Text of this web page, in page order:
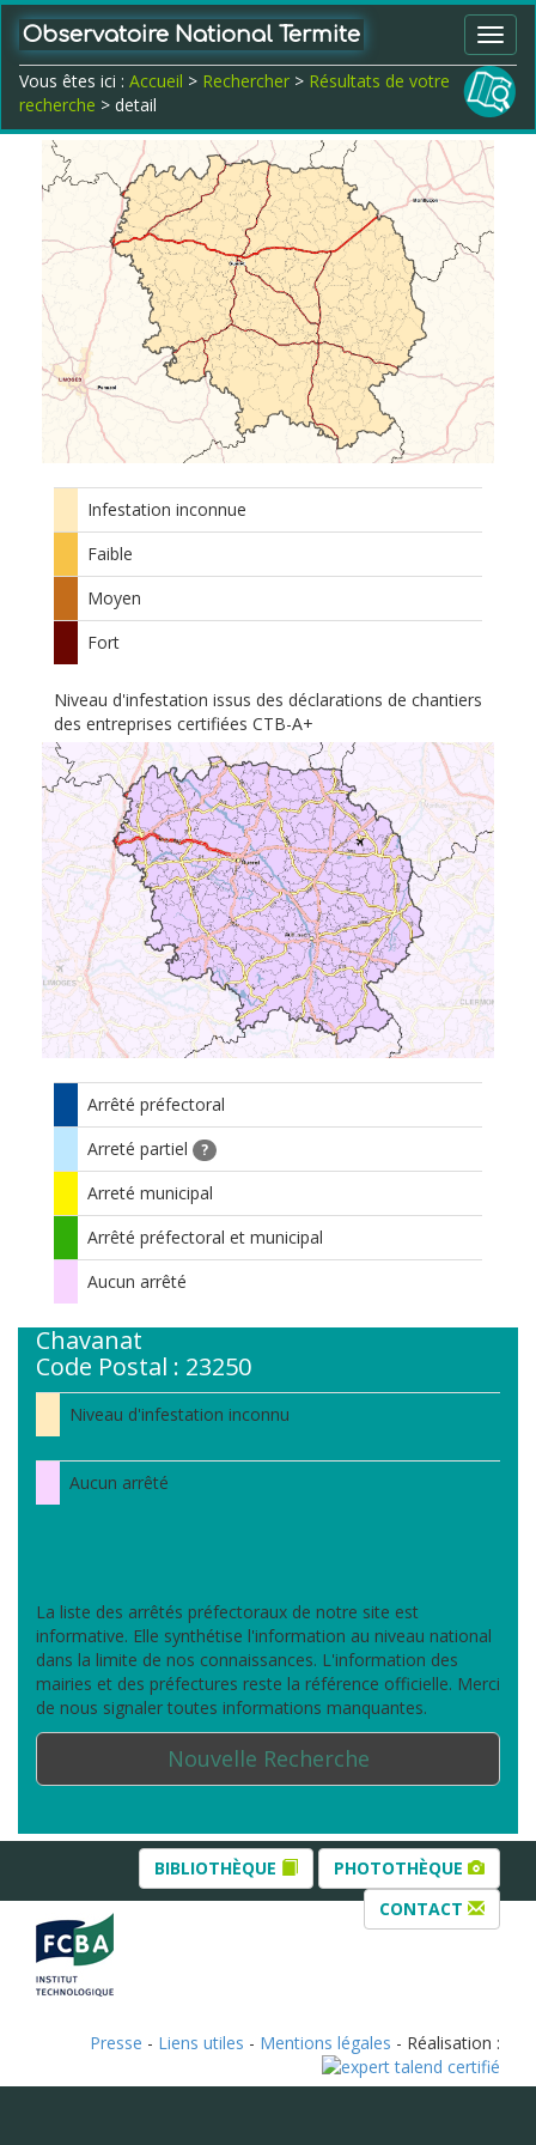
Observatoire National Termite
Vous êtes ici : Accueil > Rechercher > Résultats de votre
recherche > detail
Infestation inconnue
Faible
Moyen
Fort
Niveau d'infestation issus des déclarations de chantiers
des entreprises certifiées CTB-A+
Arrêté préfectoral
Arreté partiel
?
Arreté municipal
Arrêté préfectoral et municipal
Aucun arrêté
Chavanat
Code Postal : 23250
Niveau d'infestation inconnu
Aucun arrêté
La liste des arrêtés préfectoraux de notre site est
informative. Elle synthétise l'information au niveau national
dans la limite de nos connaissances. L'information des
mairies et des préfectures reste la référence officielle. Merci
de nous signaler toutes informations manquantes.
Nouvelle Recherche
BIBLIOTHÈQUE
PHOTOTHÈQUE
CONTACT
Presse - Liens utiles - Mentions légales - Réalisation :